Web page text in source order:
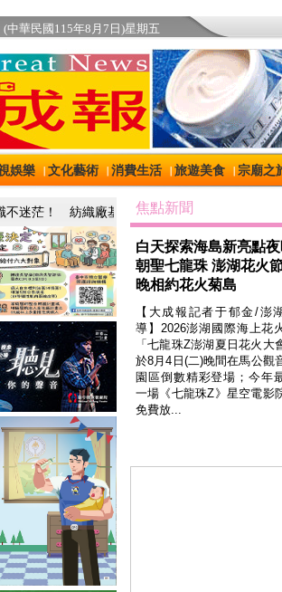
中華民國115年8月7日)星期五
娛樂 ｜文化藝術 ｜消費生活 ｜旅遊美食 宗廟之
焦點新聞
白天探索海島新亮點
朝聖七龍珠 澎湖花火
晚相約花火菊島
【大成報記者于郁金/澎
導】2026澎湖國際海上花
「七龍珠Z澎湖夏日花火大
於8月4日(二)晚間在馬公觀
園區倒數精彩登場；今年
一場《七龍珠Z》星空電影
免費放...